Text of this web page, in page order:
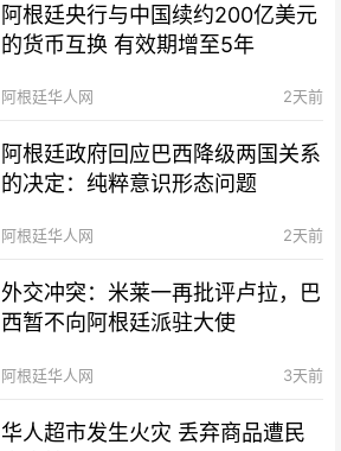
阿根廷央行与中国续约200亿美元
的货币互换 有效期增至5年
阿根廷华人网 2天前
阿根廷政府回应巴西降级两国关系
的决定：纯粹意识形态问题
阿根廷华人网 2天前
外交冲突：米莱一再批评卢拉，巴
西暂不向阿根廷派驻大使
阿根廷华人网 3天前
华人超市发生火灾 丢弃商品遭民